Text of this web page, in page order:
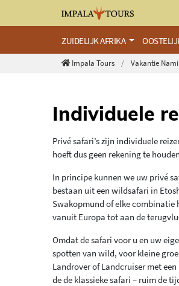
ZUIDELIJK AFRIKA
Impala Tours Vakantie
Individuele
Privé safari’s zijn individuele
hoeft dus geen rekening te
In principe kunnen we uw privé
bestaan uit een wildsafari in
Swakopmund of elke combinatie
vanuit Europa tot aan de
Omdat de safari voor u en uw
spotten van wild, voor kleine
Landrover of Landcruiser met
de de klassieke safari – ruim de